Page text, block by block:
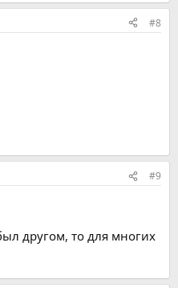
#8
#9
другом, то для многих